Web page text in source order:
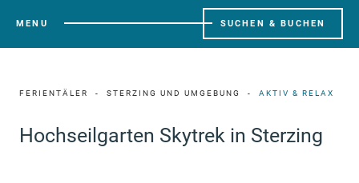
MENU SUCHEN & BUCHEN
FERIENTÄLER STERZING UND UMGEBUNG AKTIV & RELAX
Hochseilgarten Skytrek in Sterzing